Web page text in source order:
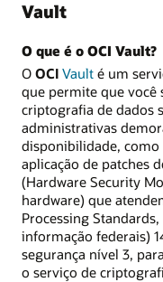
Vault
O que é o OCI Vault?
O OCI Vault é um
que permite que você
criptografia de dados
administrativas
disponibilidade,
aplicação de patches
(Hardware Security
hardware) que
Processing
informação federais)
segurança nível 3,
o serviço de